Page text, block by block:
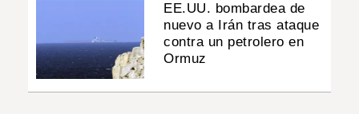
EE.UU. bombardea de
nuevo a Irán tras ataque
contra un petrolero en
Ormuz